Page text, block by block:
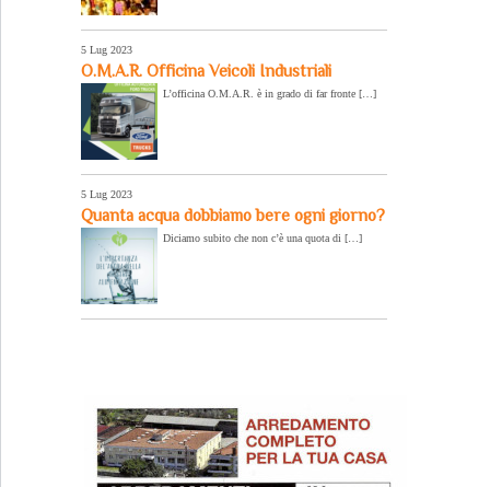
5 Lug 2023
O.M.A.R. Officina Veicoli Industriali
L’officina O.M.A.R. è in grado di far fronte […]
5 Lug 2023
Quanta acqua dobbiamo bere ogni giorno?
Diciamo subito che non c’è una quota di […]